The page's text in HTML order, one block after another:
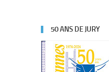
50 ANS DE JURY